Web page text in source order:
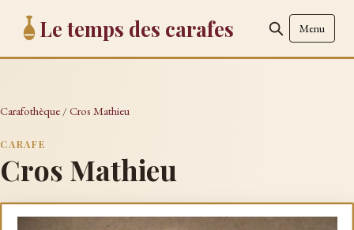
Le temps des carafes Menu
Carafothèque /Cros Mathieu
CARAFE
Cros Mathieu